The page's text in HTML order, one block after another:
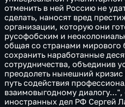
отменить в ней Россию не
сделать, наносят вред
организации, которую они
русофобским и
общая со странами мирового
сохранить наработанные
сотрудничества, объединив
преодолеть нынешний
путь содействия
взаимовыгодному диалогу...",
иностранных дел РФ Сергей